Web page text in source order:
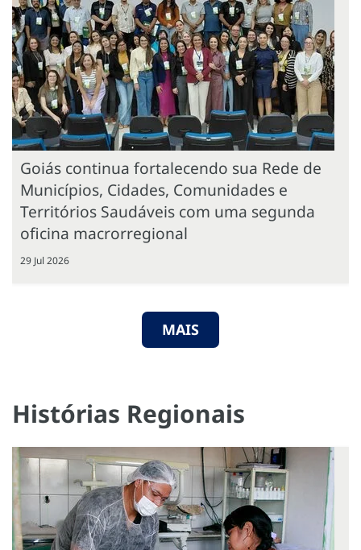
Goiás continua fortalecendo sua Rede de
Municípios, Cidades, Comunidades e
Territórios Saudáveis com uma segunda
oficina macrorregional
29 Jul 2026
MAIS
Histórias Regionais